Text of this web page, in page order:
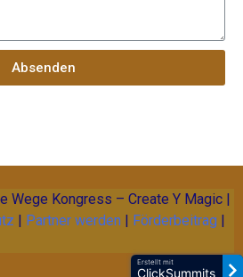
Absenden
Wege Kongress – Create Y Magic |
Partner werden Förderbeitrag
Erstellt mit
ClickSummits